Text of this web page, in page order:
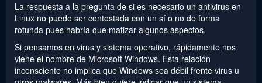
La respuesta a la pregunta de si es necesario un antivirus en
Linux no puede ser contestada con un sí o no de forma
rotunda pues habría que matizar algunos aspectos.
Si pensamos en virus y sistema operativo, rápidamente nos
viene el nombre de Microsoft Windows. Esta relación
inconsciente no implica que Windows sea débil frente virus u